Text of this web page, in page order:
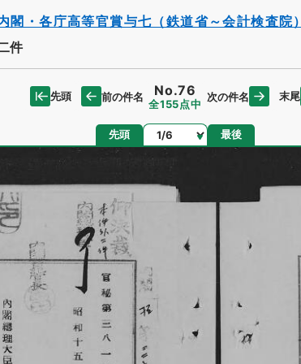
・各庁高等官賞与七（鉄道省～会計検査院）
件
先頭 前の件名 No.76
全155点中
次の件名 末尾
先頭 ページ 最後